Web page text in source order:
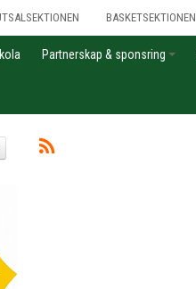
BASKETSEKTIONEN
Partnerskap & sponsring